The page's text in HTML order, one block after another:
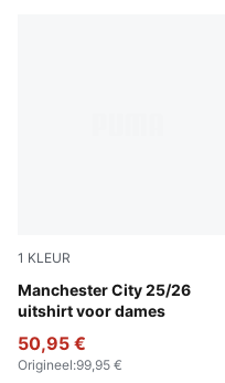
1 KLEUR
Manchester City 25/26
uitshirt voor dames
Puma Black
50,95 €
Origineel:99,95 €